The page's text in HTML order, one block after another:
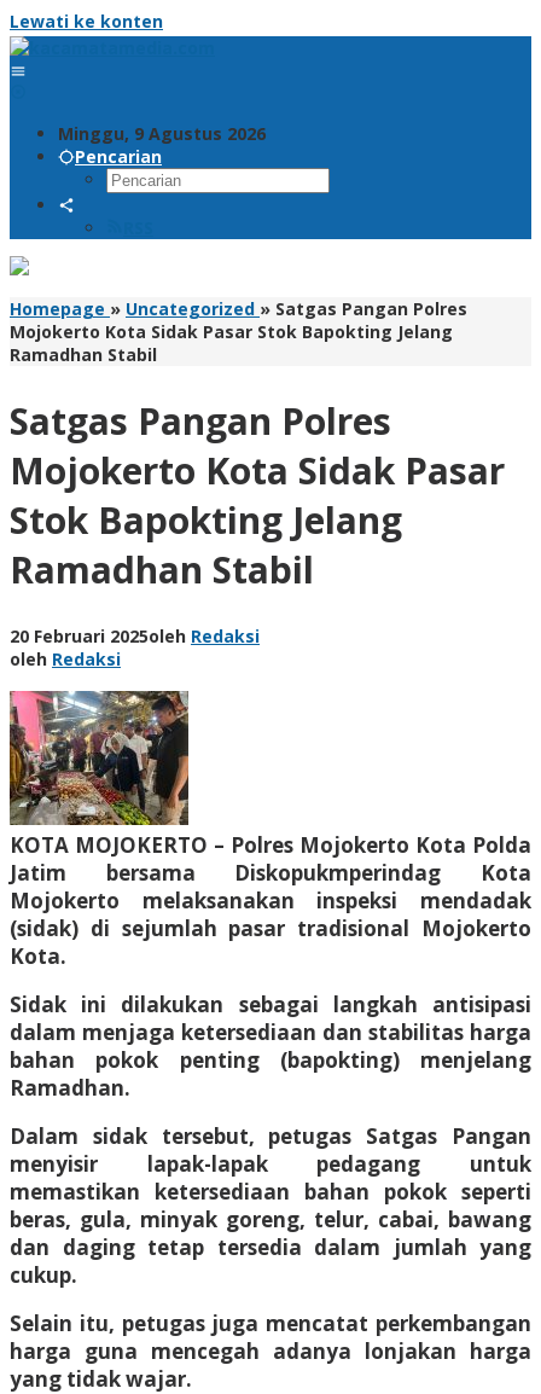
Lewati ke konten
Minggu, 9 Agustus 2026
Pencarian
Homepage » Uncategorized » Satgas Pangan Polres
Mojokerto Kota Sidak Pasar Stok Bapokting Jelang
Ramadhan Stabil
Satgas Pangan Polres
Mojokerto Kota Sidak Pasar
Stok Bapokting Jelang
Ramadhan Stabil
20 Februari 2025oleh Redaksi
oleh Redaksi
KOTA MOJOKERTO – Polres Mojokerto Kota Polda
Jatim bersama Diskopukmperindag Kota
Mojokerto melaksanakan inspeksi mendadak
(sidak) di sejumlah pasar tradisional Mojokerto
Kota.
Sidak ini dilakukan sebagai langkah antisipasi
dalam menjaga ketersediaan dan stabilitas harga
bahan pokok penting (bapokting) menjelang
Ramadhan.
Dalam sidak tersebut, petugas Satgas Pangan
menyisir lapak-lapak pedagang untuk
memastikan ketersediaan bahan pokok seperti
beras, gula, minyak goreng, telur, cabai, bawang
dan daging tetap tersedia dalam jumlah yang
cukup.
Selain itu, petugas juga mencatat perkembangan
harga guna mencegah adanya lonjakan harga
yang tidak wajar.